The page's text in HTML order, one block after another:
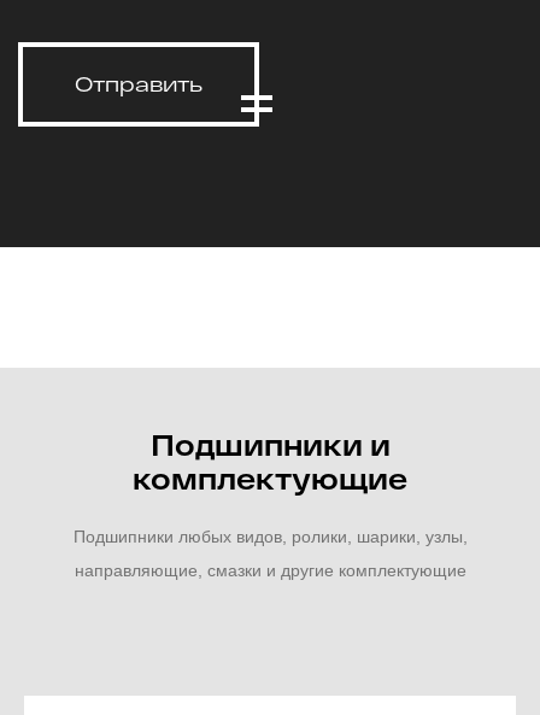
Отправить
Подшипники и
комплектующие
Подшипники любых видов, ролики, шарики, узлы,
направляющие, смазки и другие комплектующие